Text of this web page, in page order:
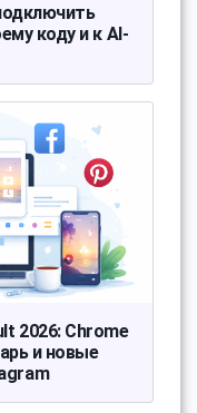
коду и к AI-
2026: Chrome
и новые